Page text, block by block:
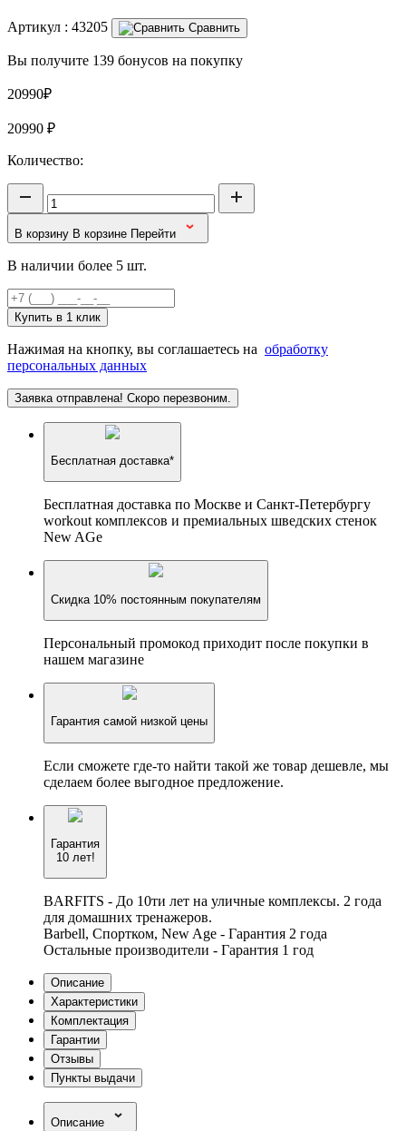
Артикул : 43205 Сравнить
Вы получите 139 бонусов на покупку
20990₽
20990 ₽
Количество:
В корзину В корзине Перейти
В наличии более 5 шт.
Купить в 1 клик
Нажимая на кнопку, вы соглашаетесь на обработку
персональных данных
Заявка отправлена! Скоро перезвоним.
Бесплатная доставка*
Бесплатная доставка по Москве и Санкт-Петербургу
workout комплексов и премиальных шведских стенок
New AGe
Скидка 10% постоянным покупателям
Персональный промокод приходит после покупки в
нашем магазине
Гарантия самой низкой цены
Если сможете где-то найти такой же товар дешевле, мы
сделаем более выгодное предложение.
Гарантия
10 лет!
BARFITS - До 10ти лет на уличные комплексы. 2 года
для домашних тренажеров.
Barbell, Спортком, New Age - Гарантия 2 года
Остальные производители - Гарантия 1 год
Описание
Характеристики
Комплектация
Гарантии
Отзывы
Пункты выдачи
Описание